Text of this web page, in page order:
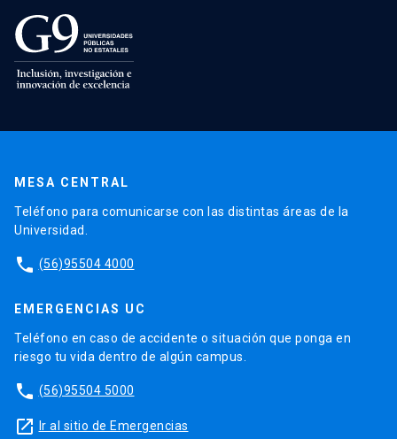
MESA CENTRAL
Teléfono para comunicarse con las distintas áreas de la
Universidad.
phone (56)95504 4000
EMERGENCIAS UC
Teléfono en caso de accidente o situación que ponga en
riesgo tu vida dentro de algún campus.
phone (56)95504 5000
launch Ir al sitio de Emergencias